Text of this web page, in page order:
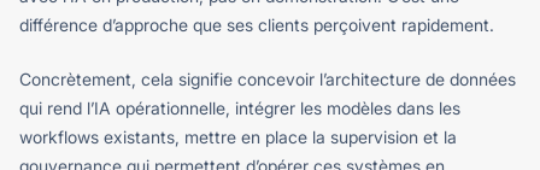
différence d’approche que ses clients perçoivent rapidement.
Concrètement, cela signifie concevoir l’architecture de données
qui rend l’IA opérationnelle, intégrer les modèles dans les
workflows existants, mettre en place la supervision et la